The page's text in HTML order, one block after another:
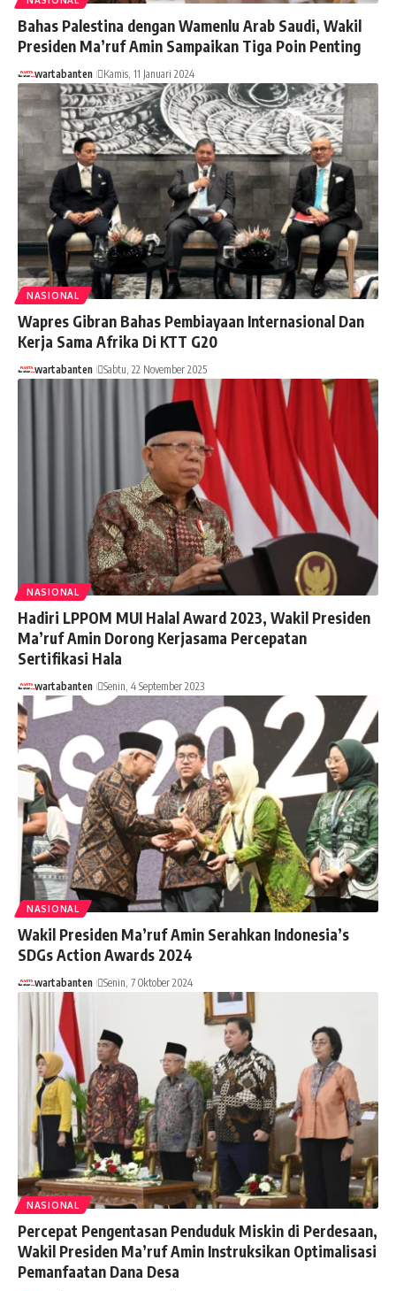
Bahas Palestina dengan Wamenlu Arab Saudi, Wakil
Presiden Ma’ruf Amin Sampaikan Tiga Poin Penting
wartabanten Kamis, 11 Januari 2024
NASIONAL
Wapres Gibran Bahas Pembiayaan Internasional Dan
Kerja Sama Afrika Di KTT G20
wartabanten Sabtu, 22 November 2025
NASIONAL
Hadiri LPPOM MUI Halal Award 2023, Wakil Presiden
Ma’ruf Amin Dorong Kerjasama Percepatan
Sertifikasi Hala
wartabanten Senin, 4 September 2023
NASIONAL
Wakil Presiden Ma’ruf Amin Serahkan Indonesia’s
SDGs Action Awards 2024
wartabanten Senin, 7 Oktober 2024
NASIONAL
Percepat Pengentasan Penduduk Miskin di Perdesaan,
Wakil Presiden Ma’ruf Amin Instruksikan Optimalisasi
Pemanfaatan Dana Desa